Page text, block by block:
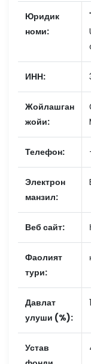
Юридик
номи:
ИНН:
Жойлашган
жойи:
Телефон:
Электрон
манзил:
Веб сайт:
Фаолият
тури:
Давлат
улуши (%):
Устав